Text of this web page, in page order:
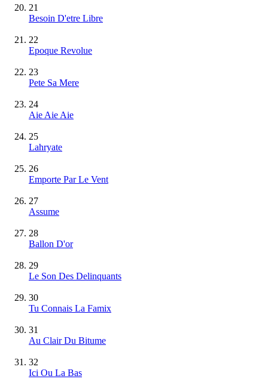
21
Besoin D'etre Libre
22
Epoque Revolue
23
Pete Sa Mere
24
Aie Aie Aie
25
Lahryate
26
Emporte Par Le Vent
27
Assume
28
Ballon D'or
29
Le Son Des Delinquants
30
Tu Connais La Famix
31
Au Clair Du Bitume
32
Ici Ou La Bas